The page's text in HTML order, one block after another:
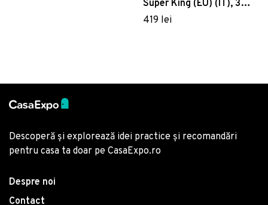
Super King (EU) (IT), 3
piese, 203, Pearl Home,
419 lei
Descoperă și explorează idei practice și recomandări
pentru casa ta doar pe CasaExpo.ro
Despre noi
Contact